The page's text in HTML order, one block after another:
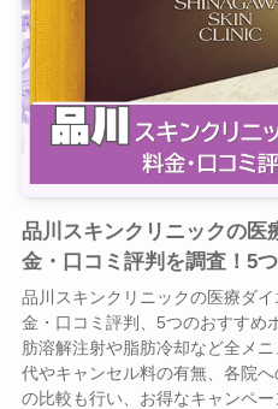
品川スキンクリニックの医
金・口コミ評判を調査！5
品川スキンクリニックの医療ダ
金・口コミ評判、5つのおすすめ
肪溶解注射や脂肪冷却など全メ
代やキャンセル料の有無、各院
の比較も行い、お得なキャンペ